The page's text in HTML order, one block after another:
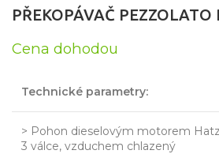
PŘEKOPÁVAČ PEZZOLATO
Cena dohodou
Technické parametry:
> Pohon dieselovým motorem Hatz
3 válce, vzduchem chlazený